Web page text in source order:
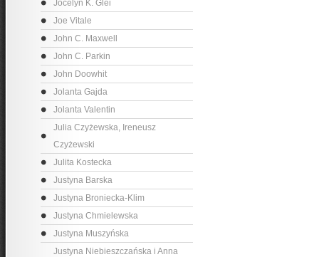
Jocelyn K. Glei
Joe Vitale
John C. Maxwell
John C. Parkin
John Doowhit
Jolanta Gajda
Jolanta Valentin
Julia Czyżewska, Ireneusz
Czyżewski
Julita Kostecka
Justyna Barska
Justyna Broniecka-Klim
Justyna Chmielewska
Justyna Muszyńska
Justyna Niebieszczańska i Anna